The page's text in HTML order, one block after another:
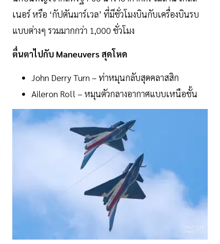
เนอร์ หรือ ‘กัปตันมาร์เวล’ ที่มีชั่วโมงบินกับเครื่องบินรบ
แบบต่างๆ รวมมากกว่า 1,000 ชั่วโมง
ตื่นตาไปกับ Maneuvers สุดโหด
John Derry Turn – ท่าหมุนกลับสุดคลาสสิก
Aileron Roll – หมุนตัวกลางอากาศแบบเหนือชั้น